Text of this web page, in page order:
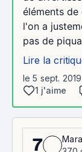
éléments de
l'on a
pas de
Lire la
le 5 sept. 2019
1 j'aime
7